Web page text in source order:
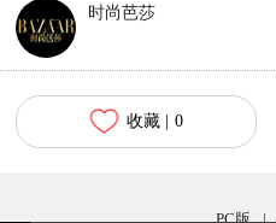
时尚芭莎
收藏 | 0
PC版 |